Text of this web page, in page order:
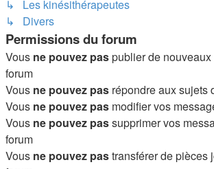
↳ Les kinésithérapeutes
↳ Divers
Permissions du forum
Vous ne pouvez paspublier de
forum
Vous ne pouvez pas répondre aux sujets
Vous ne pouvez pas modifier vos
Vous ne pouvez passupprimer vos
forum
Vous ne pouvez pastransférer de pièces